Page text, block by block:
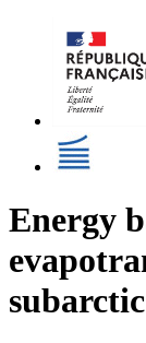
Energy